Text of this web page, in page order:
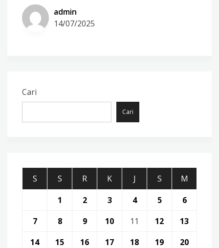
admin
14/07/2025
Cari
Cari
S S R K J S
M
1
2 3 4 5
6
7
8 9 10 11 12
13
14
15 16 17 18 19
20